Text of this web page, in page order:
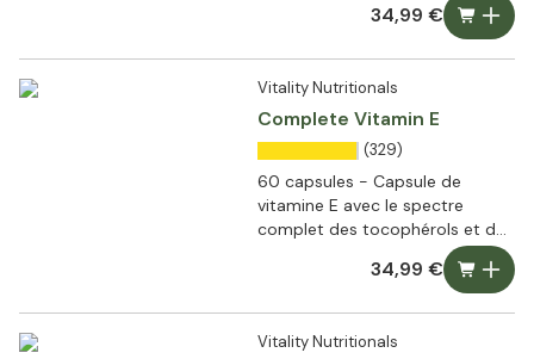
34,99 €
Vitality Nutritionals
Complete Vitamin E
(329)
60 capsules - Capsule de
vitamine E avec le spectre
complet des tocophérols et des
34,99 €
Vitality Nutritionals